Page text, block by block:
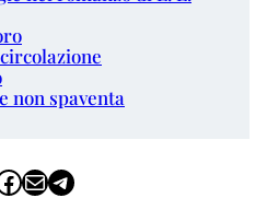
non spaventa
Email Telegram